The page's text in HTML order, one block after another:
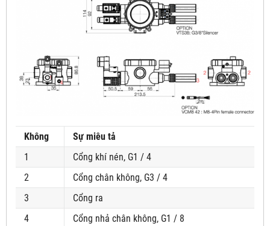
Không
Sự miêu tả
1
Cổng khí nén, G1 / 4
2
Cổng chân không, G3 / 4
3
Cổng ra
4
Cổng nhả chân không, G1 / 8